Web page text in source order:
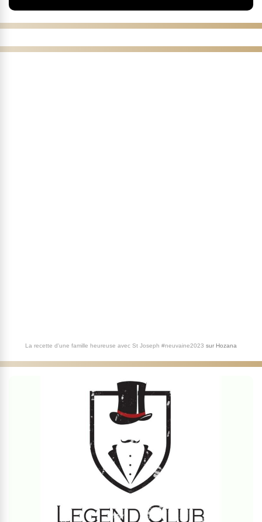
La recette d'une famille heureuse avec St Joseph #neuvaine2023 sur Hozana